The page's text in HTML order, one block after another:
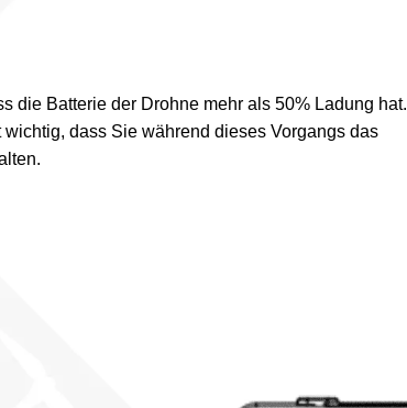
die Batterie der Drohne mehr als 50% Ladung hat.
dass Sie während dieses Vorgangs das